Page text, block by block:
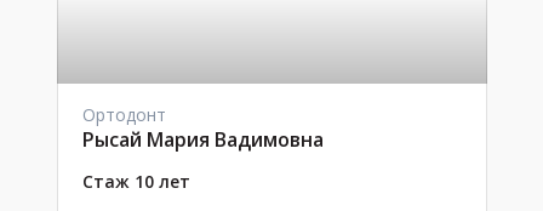
Ортодонт
Рысай Мария Вадимовна
Стаж 10 лет